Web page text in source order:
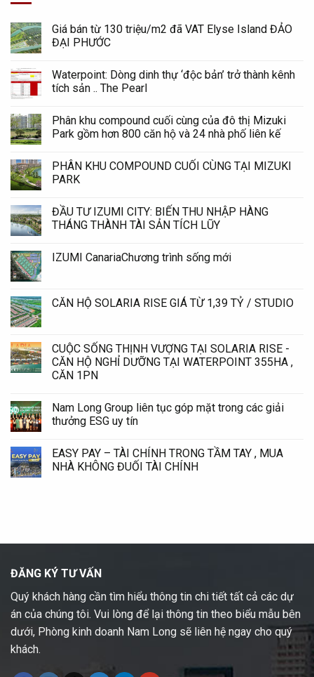
Giá bán từ 130 triệu/m2 đã VAT Elyse Island ĐẢO
ĐẠI PHƯỚC
Waterpoint: Dòng dinh thự ‘độc bản’ trở thành kênh
tích sản .. The Pearl
Phân khu compound cuối cùng của đô thị Mizuki
Park gồm hơn 800 căn hộ và 24 nhà phố liên kế
PHÂN KHU COMPOUND CUỐI CÙNG TẠI MIZUKI
PARK
ĐẦU TƯ IZUMI CITY: BIẾN THU NHẬP HÀNG
THÁNG THÀNH TÀI SẢN TÍCH LŨY
IZUMI CanariaChương trình sống mới
CĂN HỘ SOLARIA RISE GIÁ TỪ 1,39 TỶ / STUDIO
CUỘC SỐNG THỊNH VƯỢNG TẠI SOLARIA RISE -
CĂN HỘ NGHỈ DƯỠNG TẠI WATERPOINT 355HA ,
CĂN 1PN
Nam Long Group liên tục góp mặt trong các giải
thưởng ESG uy tín
EASY PAY – TÀI CHÍNH TRONG TẦM TAY , MUA
NHÀ KHÔNG ĐUỐI TÀI CHÍNH
ĐĂNG KÝ TƯ VẤN
Quý khách hàng cần tìm hiểu thông tin chi tiết tất cả các dự
án của chúng tôi. Vui lòng để lại thông tin theo biểu mẫu bên
dưới, Phòng kinh doanh Nam Long sẽ liên hệ ngay cho quý
khách.